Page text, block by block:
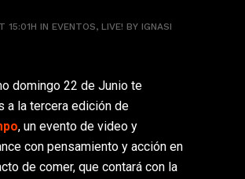
15:01H IN EVENTOS, LIVE! BY IGNASI
domingo 22 de Junio te
a la tercera edición de
, un evento de video y
con pensamiento y acción en
de comer, que contará con la